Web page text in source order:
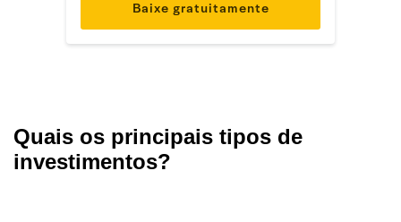
Quais os principais tipos de
investimentos?